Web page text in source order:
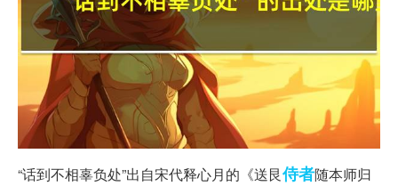
“话到不相辜负处”出自宋代释心月的《送艮侍者随本师归